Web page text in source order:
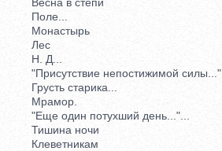
Поле...
Монастырь
Лес
Н. Д...
"Присутствие непостижимой силы..."
Грусть старика...
Мрамор.
"Еще один потухший день..."...
Тишина ночи
Клеветникам